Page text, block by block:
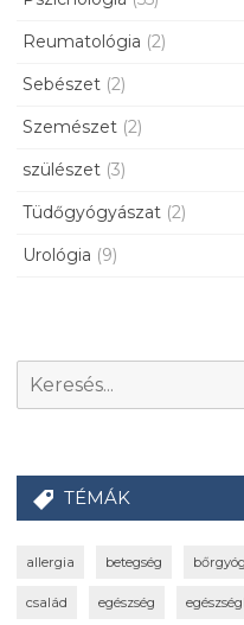
Reumatológia (2)
Sebészet (2)
Szemészet (2)
szülészet (3)
Tüdőgyógyászat (2)
Urológia (9)
TÉMÁK
allergia betegség
család egészség